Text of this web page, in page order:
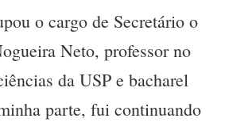
o cargo de Secretário o
Neto, professor no
da USP e bacharel
parte, fui continuando